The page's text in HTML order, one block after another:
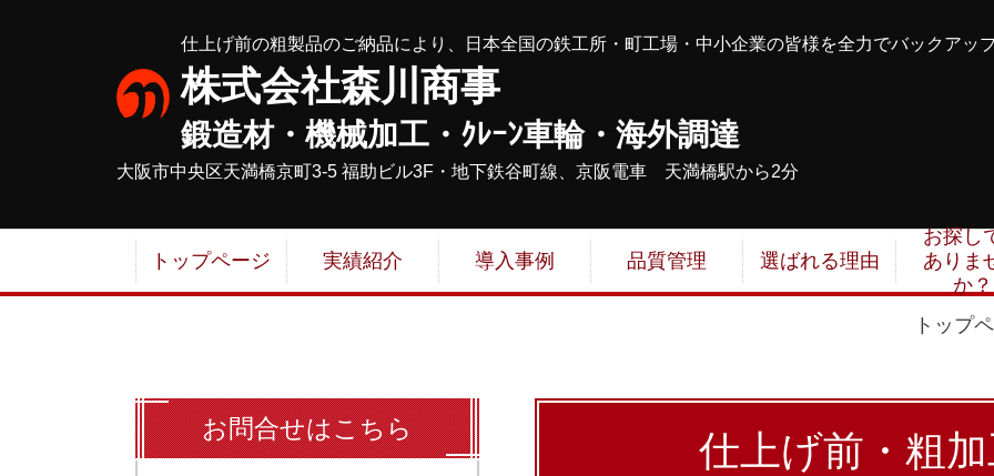
仕上げ前の粗製品のご納品により、日本全国の鉄工所・町工場・中小企業の皆様を全力でバックアッ
株式会社森川商事
鍛造材・機械加工・ｸﾚｰﾝ車輪・海外調達
大阪市中央区天満橋京町3-5 福助ビル3F・ 地下鉄谷町線、京阪電車 天満橋駅から2分
トップページ 実績紹介 導入事例 品質管理 選ばれる理由
お探し
ありま
か？
トップ
仕上げ前・粗
お問合せはこちら